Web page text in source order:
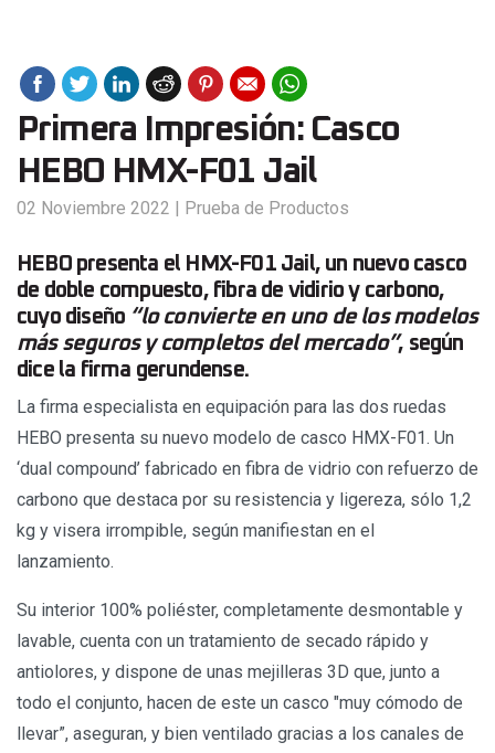
Primera Impresión: Casco
HEBO HMX-F01 Jail
02 Noviembre 2022 | Prueba de Productos
HEBO presenta el HMX-F01 Jail, un nuevo casco
de doble compuesto, fibra de vidirio y carbono,
cuyo diseño “lo convierte en uno de los modelos
más seguros y completos del mercado”, según
dice la firma gerundense.
La firma especialista en equipación para las dos ruedas
HEBO presenta su nuevo modelo de casco HMX-F01. Un
‘dual compound’ fabricado en fibra de vidrio con refuerzo de
carbono que destaca por su resistencia y ligereza, sólo 1,2
kg y visera irrompible, según manifiestan en el
lanzamiento.
Su interior 100% poliéster, completamente desmontable y
lavable, cuenta con un tratamiento de secado rápido y
antiolores, y dispone de unas mejilleras 3D que, junto a
todo el conjunto, hacen de este un casco "muy cómodo de
llevar”, aseguran, y bien ventilado gracias a los canales de